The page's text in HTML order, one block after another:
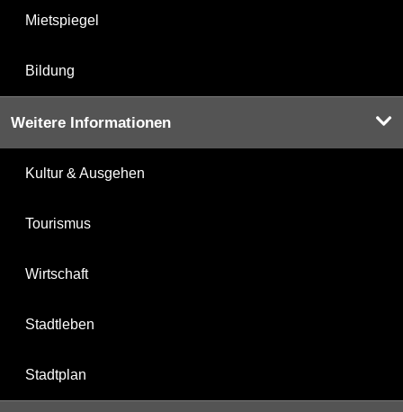
Mietspiegel
Bildung
Weitere Informationen
Kultur & Ausgehen
Tourismus
Wirtschaft
Stadtleben
Stadtplan